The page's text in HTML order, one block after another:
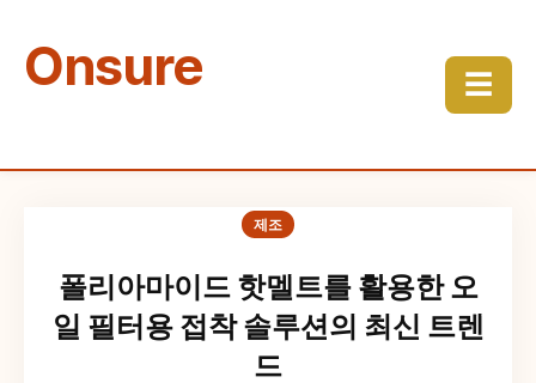
Onsure ☰
제조
폴리아마이드 핫멜트를 활용한 오
일 필터용 접착 솔루션의 최신 트렌
드